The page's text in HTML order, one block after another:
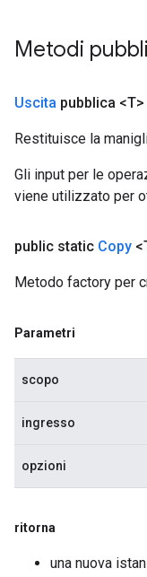
Metodi
Uscita pubblica <T>
Restituisce la
Gli input per le
viene utilizzato per
public static Copy
Metodo factory per
Parametri
scopo
ingresso
opzioni
ritorna
una nuova